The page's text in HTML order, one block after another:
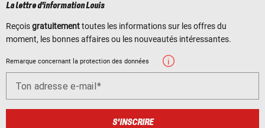
La lettre d'information Louis
Reçoisgratuitementtoutes les informations sur les offres du
moment, les bonnes affaires ou les nouveautés intéressantes.
Remarque concernant la protection des données
Ton adresse e-mail
S'INSCRIRE